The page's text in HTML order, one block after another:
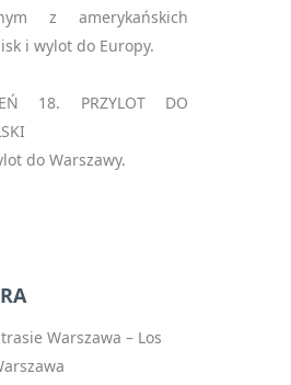
z amerykańskich
i wylot do Europy.
18. PRZYLOT DO
do Warszawy.
Warszawa – Los